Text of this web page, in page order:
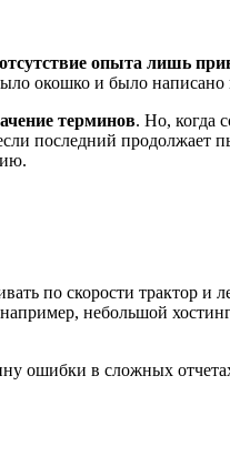
опыта лишь
окошко и было написано
терминов. Но, когда
последний продолжает
по скорости трактор и
небольшой
ошибки в сложных